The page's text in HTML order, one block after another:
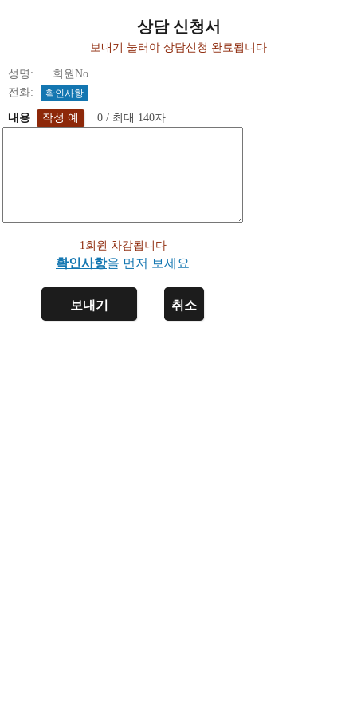
상담 신청서
보내기 눌러야 상담신청 완료됩니다
성명: 회원No.
전화:
확인사항
내용 0 / 최대 140자
1회원 차감됩니다
확인사항을 먼저 보세요